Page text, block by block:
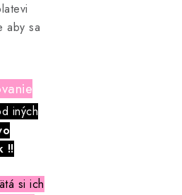
aby sa
iných
!!
si ich